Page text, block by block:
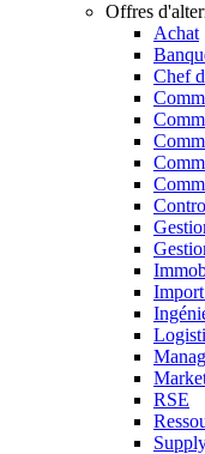
Offres
Achat
Chef
RSE